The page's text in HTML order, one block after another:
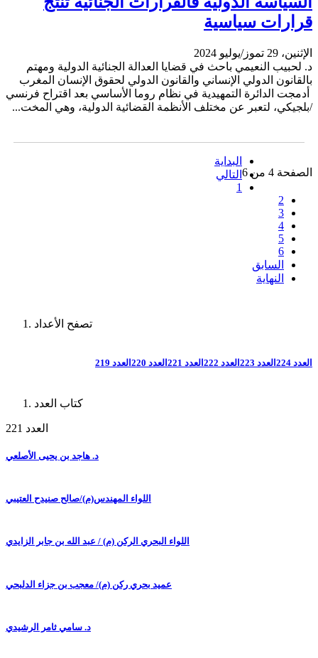
قرارات سياسية
الإثنين، 29 تموز/يوليو 2024
د. لحبيب النعيمي باحث في قضايا العدالة الجنائية الدولية ومهتم
بالقانون الدولي الإنساني والقانون الدولي لحقوق الإنسان المغرب
أدمجت الدائرة التمهيدية في نظام روما الأساسي بعد اقتراح فرنسي
/بلجيكي، لتعبر عن مختلف الأنظمة القضائية الدولية، وهي المخت...
الصفحة 4 من 6
البداية
التالي
1
2
3
4
5
6
السابق
النهاية
تصفح الأعداد
العدد 224 العدد 223 العدد 222 العدد 221 العدد 220 العدد 219
كتاب العدد
العدد 221
د. هاجد بن يحيى الأصلعي
اللواء المهندس(م)/صالح صنيدح العتيبي
اللواء البحري الركن (م) / عبد الله بن جابر الزايدي
عميد بحري ركن (م)/ معجب بن جزاء الدلبحي
د. سامي ثامر الرشيدي